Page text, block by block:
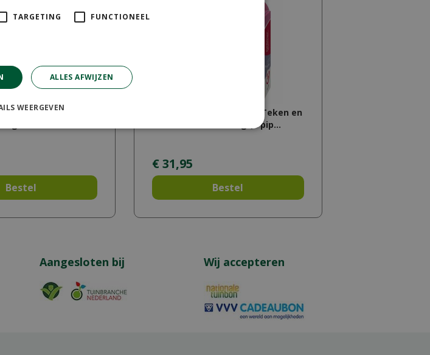
Tekenband Hond
Bestel
Beaphar Fiprotec Tegen Teken en
Vlooien Hond 40-60kg (4 pip…
€31,95
Bestel
Aangesloten bij Wij accepteren
TARGETING FUNCTIONEEL
ALLES AFWIJZEN
WEERGEVEN